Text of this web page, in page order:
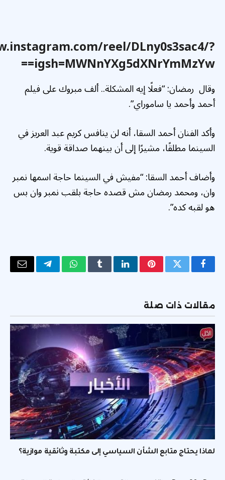
reel/DLny0s3sac4/?
igsh=MWNnYXg5dXNrYmMzYw==
وقال رمضان: “فعلًا إيه المشكلة.. ألف مبروك على فيلم
أحمد وأحمد يا ساموراي”.
وأكد الفنان أحمد السقا، أنه لن ينافس كريم عبد العريز في
السينما مطلقًا، مشيرًا إلى أن بينهما صداقة قوية.
وأضاف أحمد السقا: “مفيش في السينما حاجة اسمها نمبر
وان، ومحمد رمضان مش قصده حاجة بلقب نمبر وان بس
هو لقبه كده”.
فيسبوكتويتر بينتيريستلينكدإنTumblrواتسابتيلقرامالبريد
مقالات ذات صلة
لماذا يحتاج متابع الشأن السياسي إلى مكتبة وثائقية موازية؟